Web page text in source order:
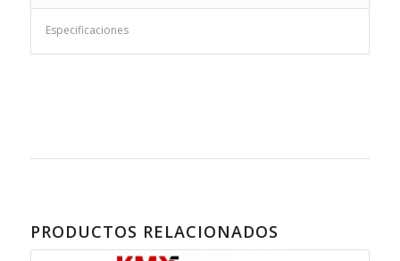
Especificaciones
PRODUCTOS RELACIONADOS